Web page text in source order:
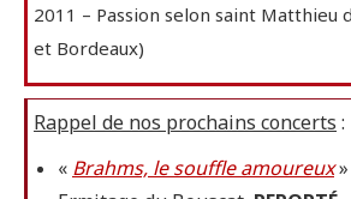
2011 – Passion selon saint Matthieu
et Bordeaux)
Rappel de nos prochains concerts :
« Brahms, le souffle amoureux»